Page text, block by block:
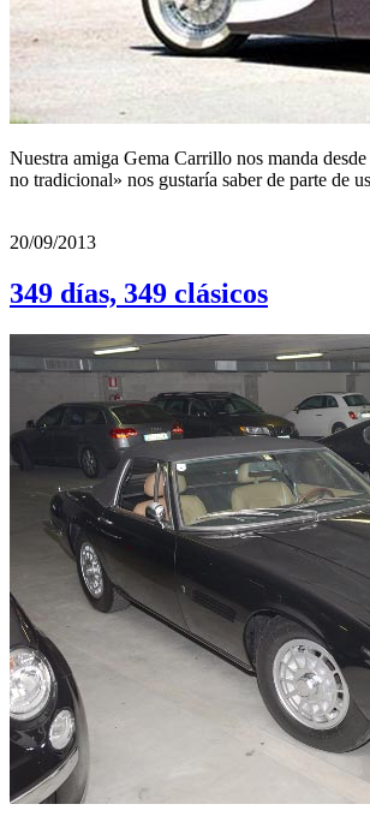
Nuestra amiga Gema Carrillo nos manda
no tradicional» nos gustaría saber de parte de
20/09/2013
349 días, 349 clásicos